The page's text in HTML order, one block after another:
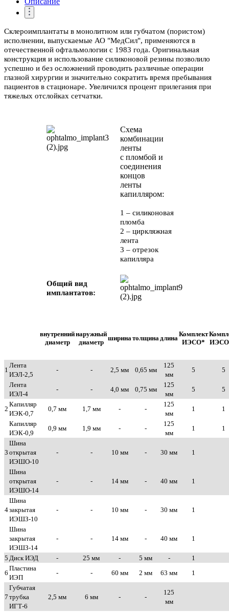
Склероимплантаты в монолитном или губчатом (пористом)
исполнении, выпускаемые АО "МедСил", применяются в
отечественной офтальмологии с 1983 года. Оригинальная
конструкция и использование силиконовой резины позволило
успешно и без осложнений проводить различные операции
глазной хирургии и значительно сократить время пребывания
пациентов в стационаре. Увеличился процент прилегания при
тяжелых отслойках сетчатки.
Схема
комбинации
ленты
с пломбой и
соединения
концов
ленты
капилляром:
1 – силиконовая
пломба
2 – циркляжная
лента
3 – отрезок
капилляра
Общий вид
имплантатов:
внутренний
диаметр
наружный
диаметр
ширинатолщинадлина
Комплект
ИЭСО*
1
Лента
ИЭЛ-2,5
- - 2,5 мм 0,65 мм
125
мм
5
5
Лента
ИЭЛ-4
- - 4,0 мм 0,75 мм
125
мм
5 5
2
Капилляр
ИЭК-0,7
0,7 мм 1,7 мм - -
125
мм
1
1
Капилляр
ИЭК-0,9
0,9 мм 1,9 мм - -
125
мм
1 1
3
Шина
открытая
ИЭШО-10
- - 10 мм - 30 мм 1
Шина
открытая
ИЭШО-14
- - 14 мм - 40 мм 1
4
Шина
закрытая
ИЭШЗ-10
- - 10 мм - 30 мм 1
Шина
закрытая
ИЭШЗ-14
- - 14 мм - 40 мм 1
5 Диск ИЭД - 25 мм - 5 мм -
1
6
Пластина
ИЭП
- - 60 мм 2 мм 63 мм 1
7
Губчатая
трубка
ИГТ-6
2,5 мм 6 мм - -
125
мм